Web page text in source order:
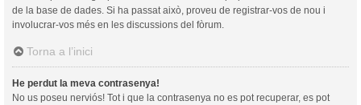
de la base de dades. Si ha passat això, proveu de registrar-vos de nou i
involucrar-vos més en les discussions del fòrum.
Torna a l’inici
He perdut la meva contrasenya!
No us poseu nerviós! Tot i que la contrasenya no es pot recuperar, es pot